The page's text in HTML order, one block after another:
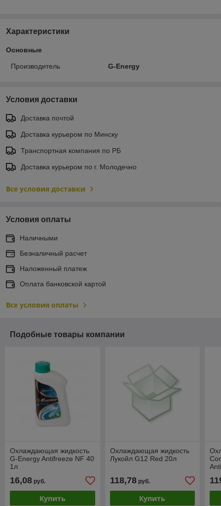
Характеристики
Основные
Производитель G-Energy
Условия доставки
Доставка почтой
Доставка курьером по Минску
Транспортная компания по РБ
Доставка курьером по г. Молодечно
Все условия доставки
Условия оплаты
Наличными
Безналичный расчет
Наложенный платеж
Оплата банковской картой
Все условия оплаты
Подобные товары компании
Охлаждающая жидкость
G-Energy Antifreeze NF 40
1л
16,08 руб.
Купить
Охлаждающая жидкость
Лукойл G12 Red 20л
118,78руб.
Купить